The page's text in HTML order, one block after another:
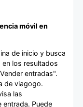
móvil en
de inicio y busca
en los resultados
entradas".
de viagogo.
las
Puede